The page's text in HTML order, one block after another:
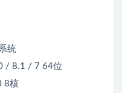
统
/ 8.1 / 7 64位
8核